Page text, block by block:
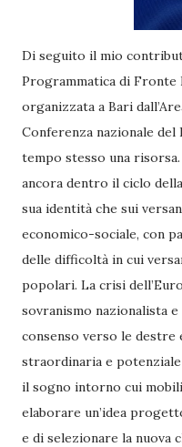
Di seguito il mio
Programmatica di Fronte
organizzata a Bari
Conferenza nazionale del
tempo stesso una
ancora dentro il ciclo
sua identità che sui
economico-sociale, con
delle difficoltà in cui
popolari. La crisi
sovranismo nazionalista
consenso verso le destre
straordinaria e
il sogno intorno cui
elaborare un’idea
e di selezionare la nuova